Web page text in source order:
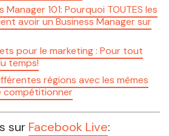
Manager 101: Pourquoi TOUTES les
avoir un Business Manager sur
pour le marketing : Pour tout
temps!
régions avec les mêmes
compétitionner
sur Facebook Live: